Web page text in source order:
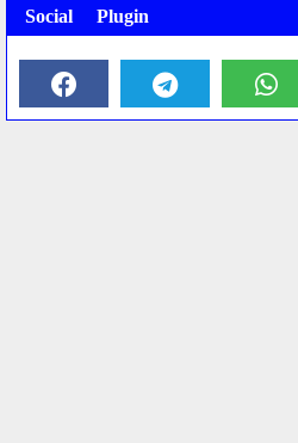
Social Plugin